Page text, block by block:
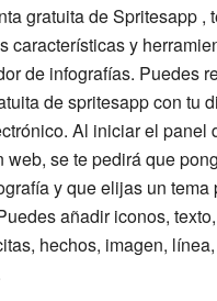
gratuita de Spritesapp ,
características y
de infografías. Puedes
de spritesapp con tu
Al iniciar el panel
web, se te pedirá que
y que elijas un tema
añadir iconos,
hechos, imagen,